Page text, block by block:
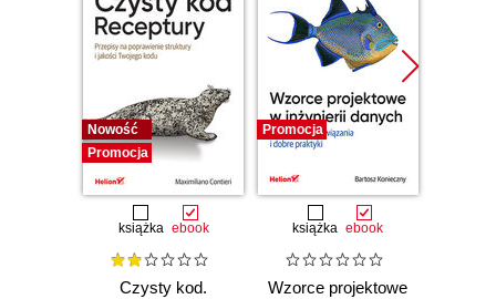
Nowość
Promocja
książka ebook
Czysty kod.
Promocja
książka ebook
Wzorce projektowe